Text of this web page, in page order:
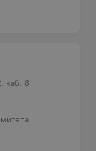
каб. 8